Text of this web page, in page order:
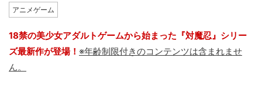
アニメゲーム
18禁の美少女アダルトゲームから始まった『対魔忍』シリー
ズ最新作が登場！ ※年齢制限付きのコンテンツは含まれませ
ん。